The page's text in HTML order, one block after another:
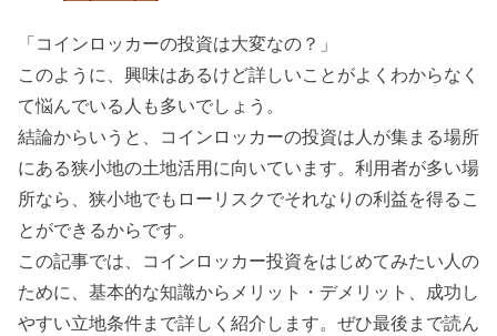
「コインロッカーの投資は大変なの？」
このように、興味はあるけど詳しいことがよくわからなく
て悩んでいる人も多いでしょう。
結論からいうと、 コインロッカーの投資は人が集まる場所
にある狭小地の土地活用に向いています。 利用者が多い場
所なら、狭小地でもローリスクでそれなりの利益を得るこ
とができるからです。
この記事では、コインロッカー投資をはじめてみたい人の
ために、基本的な知識からメリット・デメリット、成功し
やすい立地条件まで詳しく紹介します。ぜひ最後まで読ん